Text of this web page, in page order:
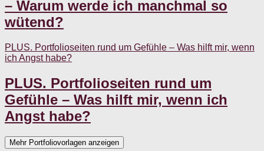
– Warum werde ich manchmal so
wütend?
PLUS. Portfolioseiten rund um Gefühle – Was hilft mir, wenn
ich Angst habe?
PLUS. Portfolioseiten rund um
Gefühle – Was hilft mir, wenn ich
Angst habe?
Mehr Portfoliovorlagen anzeigen